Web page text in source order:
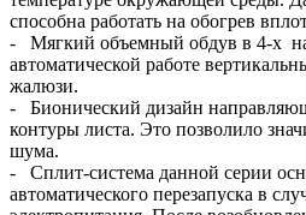
способна работать на обогрев
- Мягкий объемный обдув в 4-х
автоматической работе
жалюзи.
- Бионический дизайн
контуры листа. Это позволило
шума.
- Сплит-система данной серии
автоматического перезапуска в